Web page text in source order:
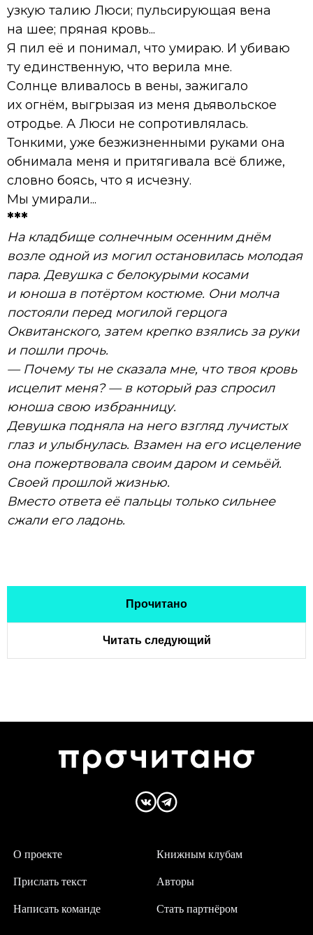
узкую талию Люси; пульсирующая вена
на шее; пряная кровь...
Я пил её и понимал, что умираю. И убиваю
ту единственную, что верила мне.
Солнце вливалось в вены, зажигало
их огнём, выгрызая из меня дьявольское
отродье. А Люси не сопротивлялась.
Тонкими, уже безжизненными руками она
обнимала меня и притягивала всё ближе,
словно боясь, что я исчезну.
Мы умирали...
***
На кладбище солнечным осенним днём
возле одной из могил остановилась молодая
пара. Девушка с белокурыми косами
и юноша в потёртом костюме. Они молча
постояли перед могилой герцога
Оквитанского, затем крепко взялись за руки
и пошли прочь.
— Почему ты не сказала мне, что твоя кровь
исцелит меня? — в который раз спросил
юноша свою избранницу.
Девушка подняла на него взгляд лучистых
глаз и улыбнулась. Взамен на его исцеление
она пожертвовала своим даром и семьёй.
Своей прошлой жизнью.
Вместо ответа её пальцы только сильнее
сжали его ладонь.
Прочитано
Читать следующий
О проекте
Написать команде
Авторы
Прислать текст
Книжным клубам
Стать партнёром